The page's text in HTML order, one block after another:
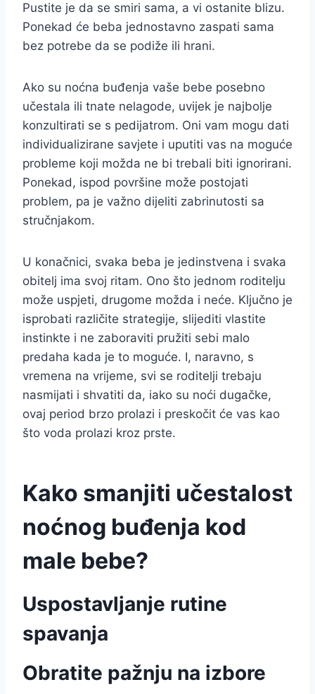
Pustite je da se smiri sama, a vi ostanite blizu.
Ponekad će beba jednostavno zaspati sama
bez potrebe da se podiže ili hrani.
Ako su noćna buđenja vaše bebe posebno
učestala ili tnate nelagode, uvijek je najbolje
konzultirati se s pedijatrom. Oni vam mogu dati
individualizirane savjete i uputiti vas na moguće
probleme koji možda ne bi trebali biti ignorirani.
Ponekad, ispod površine može postojati
problem, pa je važno dijeliti zabrinutosti sa
stručnjakom.
U konačnici, svaka beba je jedinstvena i svaka
obitelj ima svoj ritam. Ono što jednom roditelju
može uspjeti, drugome možda i neće. Ključno je
isprobati različite strategije, slijediti vlastite
instinkte i ne zaboraviti pružiti sebi malo
predaha kada je to moguće. I, naravno, s
vremena na vrijeme, svi se roditelji trebaju
nasmijati i shvatiti da, iako su noći dugačke,
ovaj period brzo prolazi i preskočit će vas kao
što voda prolazi kroz prste.
Kako smanjiti učestalost
noćnog buđenja kod
male bebe?
Uspostavljanje rutine
spavanja
Obratite pažnju na izbore